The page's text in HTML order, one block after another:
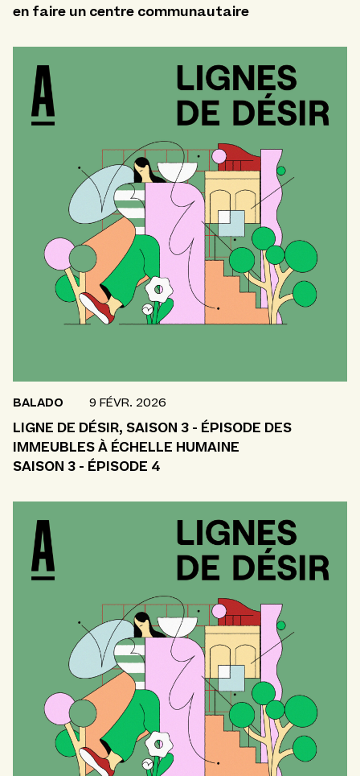
en faire un centre communautaire
BALADO 9 FÉVR. 2026
LIGNE DE DÉSIR, SAISON 3 - ÉPISODE DES
IMMEUBLES À ÉCHELLE HUMAINE
SAISON 3 - ÉPISODE 4